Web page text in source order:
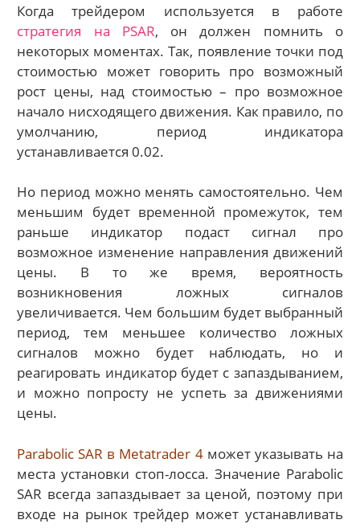
Когда трейдером используется в работе
стратегия на PSAR, он должен помнить о
некоторых моментах. Так, появление точки под
стоимостью может говорить про возможный
рост цены, над стоимостью – про возможное
начало нисходящего движения. Как правило, по
умолчанию, период индикатора
устанавливается 0.02.
Но период можно менять самостоятельно. Чем
меньшим будет временной промежуток, тем
раньше индикатор подаст сигнал про
возможное изменение направления движений
цены. В то же время, вероятность
возникновения ложных сигналов
увеличивается. Чем большим будет выбранный
период, тем меньшее количество ложных
сигналов можно будет наблюдать, но и
реагировать индикатор будет с запаздыванием,
и можно попросту не успеть за движениями
цены.
Parabolic SAR в Metatrader 4может указывать на
места установки стоп-лосса. Значение Parabolic
SAR всегда запаздывает за ценой, поэтому при
входе на рынок трейдер может устанавливать